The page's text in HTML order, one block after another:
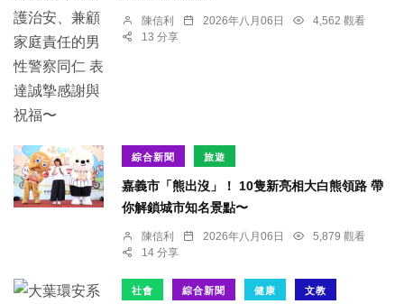
陳信利 2026年八月06日
4,562 觀看
13 分享
綜合新聞 旅遊
嘉義市「熊出沒」！ 10隻新亮相大白熊領路 帶
你解鎖城市知名景點〜
陳信利 2026年八月06日
5,879 觀看
14 分享
社會 綜合新聞 健康 文教